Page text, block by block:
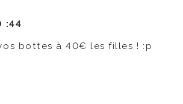
:44
bottes à 40€ les filles ! :p